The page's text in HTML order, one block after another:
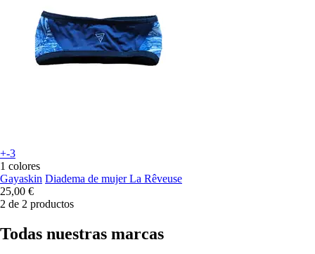
+-3
1 colores
Gayaskin Diadema de mujer La Rêveuse
25,00 €
2 de 2 productos
Todas nuestras marcas